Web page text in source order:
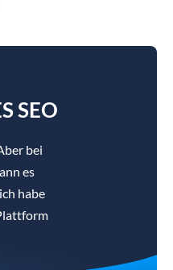
SEO
bei
es
habe